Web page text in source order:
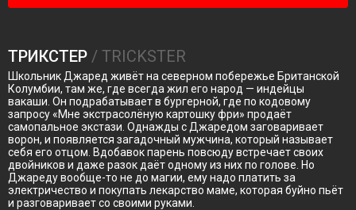
ТРИКСТЕР / TRICKSTER
Школьник Джаред живёт на северном побережье Британской
Колумбии, там же, где всегда жил его народ — индейцы
вакаши. Он подрабатывает в бургерной, где по кодовому
запросу «Мне экстрасолёную картошку фри» продаёт
самопальное экстази. Однажды с Джаредом заговаривает
ворон, и появляется загадочный мужчина, который называет
себя его отцом. Вдобавок парень повсюду встречает своих
двойников и даже разок даёт одному из них по голове. Но
Джареду вообще-то не до магии, ему надо платить за
электричество и покупать лекарство маме, которая буйно пьёт
и разговаривает со своими руками.